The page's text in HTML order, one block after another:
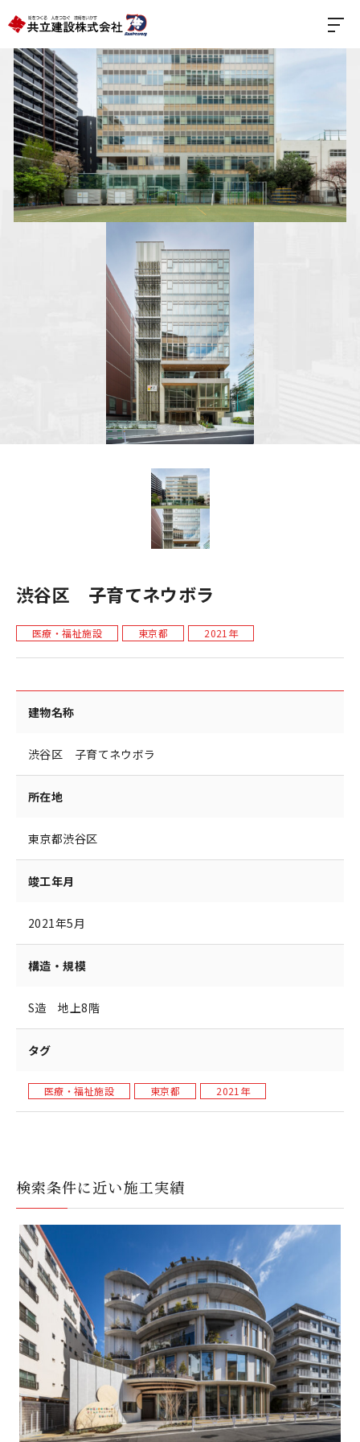
渋谷区 子育てネウボラ
医療・福祉施設 東京都 2021年
建物名称
渋谷区 子育てネウボラ
所在地
東京都渋谷区
竣工年月
2021年5月
構造・規模
S造 地上8階
タグ
医療・福祉施設 東京都 2021年
検索条件に近い施工実績